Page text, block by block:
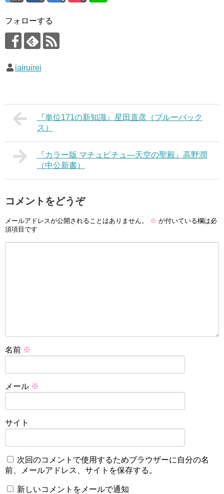
フォローする
iairuirei
『単位171の新知識』星田直彦（ブルーバック
ス）
『カラー版 マチュピチュ―天空の聖殿』高野潤
（中公新書）
コメントをどうぞ
メールアドレスが公開されることはありません。 ※ が付いている欄は必
須項目です
名前 ※
メール ※
サイト
次回のコメントで使用するためブラウザーに自分の名
前、メールアドレス、サイトを保存する。
新しいコメントをメールで通知